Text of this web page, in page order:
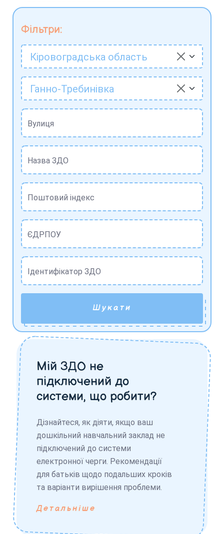
Фільтри:
Кіровоградська область
Ганно-Требинівка
Вулиця
Назва ЗДО
Поштовий індекс
ЄДРПОУ
Ідентифікатор ЗДО
Шукати
Мій ЗДО не
підключений до
системи, що робити?
Дізнайтеся, як діяти, якщо ваш
дошкільний навчальний заклад не
підключений до системи
електронної черги. Рекомендації
для батьків щодо подальших кроків
та варіанти вирішення проблеми.
Детальніше